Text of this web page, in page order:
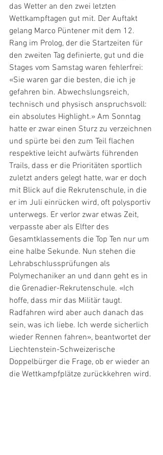
das Wetter an den zwei letzten
Wettkampftagen gut mit. Der Auftakt
gelang Marco Püntener mit dem 12.
Rang im Prolog, der die Startzeiten für
den zweiten Tag definierte, gut und die
Stages vom Samstag waren fehlerfrei:
«Sie waren gar die besten, die ich je
gefahren bin. Abwechslungsreich,
technisch und physisch anspruchsvoll:
ein absolutes Highlight.» Am Sonntag
hatte er zwar einen Sturz zu verzeichnen
und spürte bei den zum Teil flachen
respektive leicht aufwärts führenden
Trails, dass er die Prioritäten sportlich
zuletzt anders gelegt hatte, war er doch
mit Blick auf die Rekrutenschule, in die
er im Juli einrücken wird, oft polysportiv
unterwegs. Er verlor zwar etwas Zeit,
verpasste aber als Elfter des
Gesamtklassements die Top Ten nur um
eine halbe Sekunde. Nun stehen die
Lehrabschlussprüfungen als
Polymechaniker an und dann geht es in
die Grenadier-Rekrutenschule. «Ich
hoffe, dass mir das Militär taugt.
Radfahren wird aber auch danach das
sein, was ich liebe. Ich werde sicherlich
wieder Rennen fahren», beantwortet der
Liechtenstein-Schweizerische
Doppelbürger die Frage, ob er wieder an
die Wettkampfplätze zurückkehren wird.